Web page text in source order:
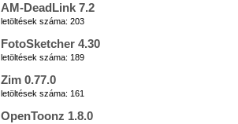
AM-DeadLink 7.2
letöltések száma: 203
FotoSketcher 4.30
letöltések száma: 189
Zim 0.77.0
letöltések száma: 161
OpenToonz 1.8.0